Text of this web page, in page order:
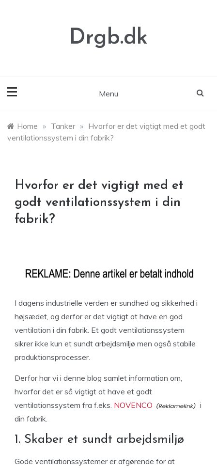
Drgb.dk
Menu
Home » Tanker » Hvorfor er det vigtigt med et godt
ventilationssystem i din fabrik?
Hvorfor er det vigtigt med et
godt ventilationssystem i din
fabrik?
I dagens industrielle verden er sundhed og sikkerhed i
højsædet, og derfor er det vigtigt at have en god
ventilation i din fabrik. Et godt ventilationssystem
sikrer ikke kun et sundt arbejdsmiljø men også stabile
produktionsprocesser.
Derfor har vi i denne blog samlet information om,
hvorfor det er så vigtigt at have et godt
ventilationssystem fra f.eks. NOVENCO
i
din fabrik.
1. Skaber et sundt arbejdsmiljø
Gode ventilationssystemer er afgørende for at